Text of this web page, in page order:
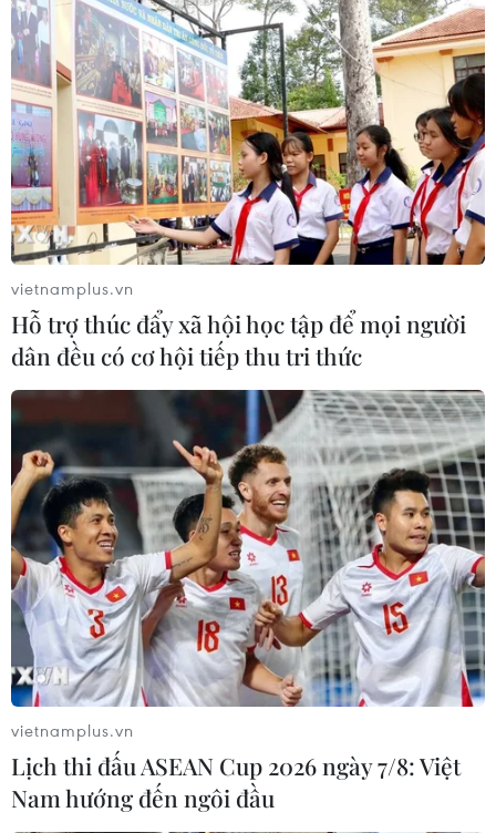
vietnamplus.vn
Hỗ trợ thúc đẩy xã hội học tập để mọi người
dân đều có cơ hội tiếp thu tri thức
vietnamplus.vn
Lịch thi đấu ASEAN Cup 2026 ngày 7/8: Việt
Nam hướng đến ngôi đầu